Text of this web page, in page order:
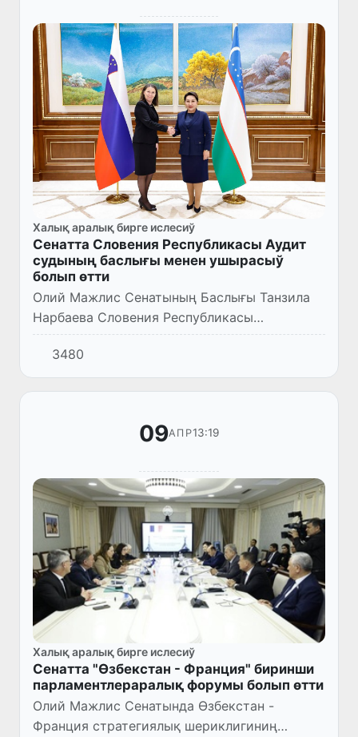
Халық аралық бирге ислесиў
Сенатта Словения Республикасы Аудит
судының баслығы менен ушырасыў
болып өтти
Олий Мажлис Сенатының Баслығы Танзила
Нарбаева Словения Республикасы
Аудиторлық судының баслығы Яна Ахчин
менен ушырасыў өткерди.
3480
09АПР13:19
Халық аралық бирге ислесиў
Сенатта "Өзбекстан - Франция" биринши
парламентлераралық форумы болып өтти
Олий Мажлис Сенатында Өзбекстан -
Франция стратегиялық шериклигиниң